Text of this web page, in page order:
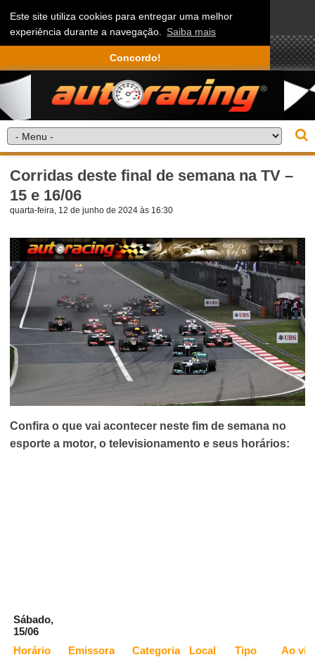
Este site utiliza cookies para entregar uma melhor
experiência durante a navegação. Saiba mais
Concordo!
Corridas deste final de semana na TV –
15 e 16/06
quarta-feira, 12 de junho de 2024 às 16:30
Confira o que vai acontecer neste fim de semana no
esporte a motor, o televisionamento e seus horários:
Sábado,
15/06
Horário
Emissora Categoria Local Tipo Ao